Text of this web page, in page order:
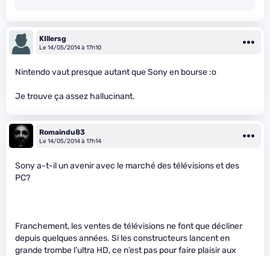
KIllersg
Le 14/05/2014 à 17h10
Nintendo vaut presque autant que Sony en bourse :o
Je trouve ça assez hallucinant.
Romaindu83
Le 14/05/2014 à 17h14
Sony a-t-il un avenir avec le marché des télévisions et des
PC?
Franchement, les ventes de télévisions ne font que décliner
depuis quelques années. Si les constructeurs lancent en
grande trombe l’ultra HD, ce n’est pas pour faire plaisir aux